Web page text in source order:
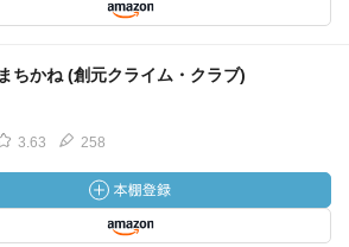
ちかね (創元クライム・クラブ)
3.63 258